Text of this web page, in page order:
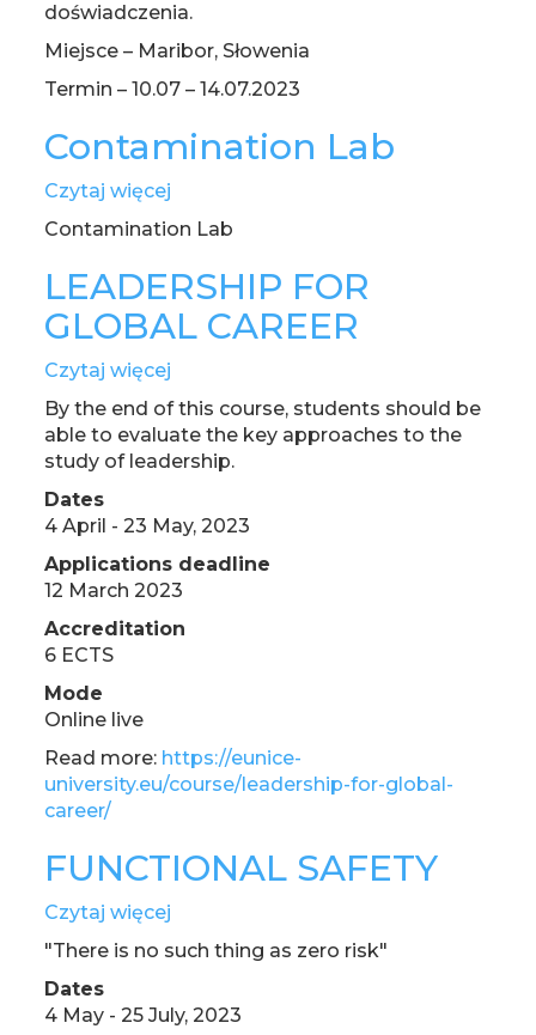
doświadczenia.
Miejsce – Maribor, Słowenia
Termin – 10.07 – 14.07.2023
Contamination Lab
Czytaj więcej
Contamination
Contamination Lab
LEADERSHIP FOR
GLOBAL CAREER
Czytaj więcej
LEADERSHIP
FOR
GLOBAL
CAREER
By the end of this course, students should be
able to evaluate the key approaches to the
study of leadership.
Dates
4 April - 23 May, 2023
Applications deadline
12 March 2023
Accreditation
6 ECTS
Mode
Online live
Read more: https://eunice-
university.eu/course/leadership-for-global-
career/
FUNCTIONAL SAFETY
Czytaj więcej
FUNCTIONAL
"There is no such thing as zero risk"
Dates
4 May - 25 July, 2023